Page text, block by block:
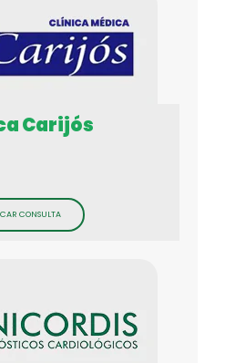
Carijós
CONSULTA